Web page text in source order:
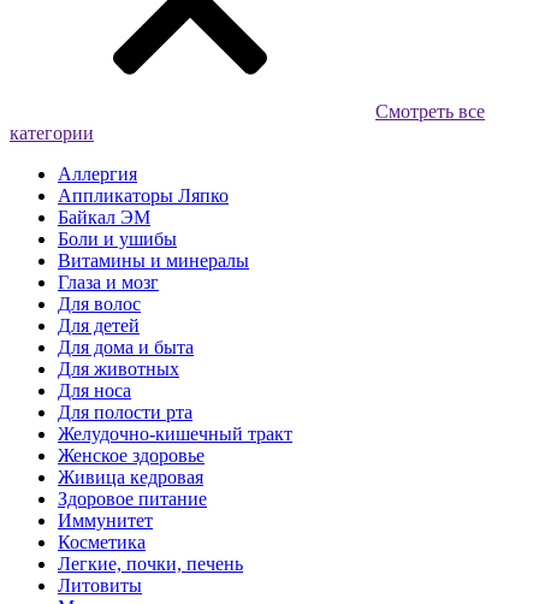
Смотреть все
категории
Аллергия
Аппликаторы Ляпко
Байкал ЭМ
Боли и ушибы
Витамины и минералы
Глаза и мозг
Для волос
Для детей
Для дома и быта
Для животных
Для носа
Для полости рта
Желудочно-кишечный тракт
Женское здоровье
Живица кедровая
Здоровое питание
Иммунитет
Косметика
Легкие, почки, печень
Литовиты